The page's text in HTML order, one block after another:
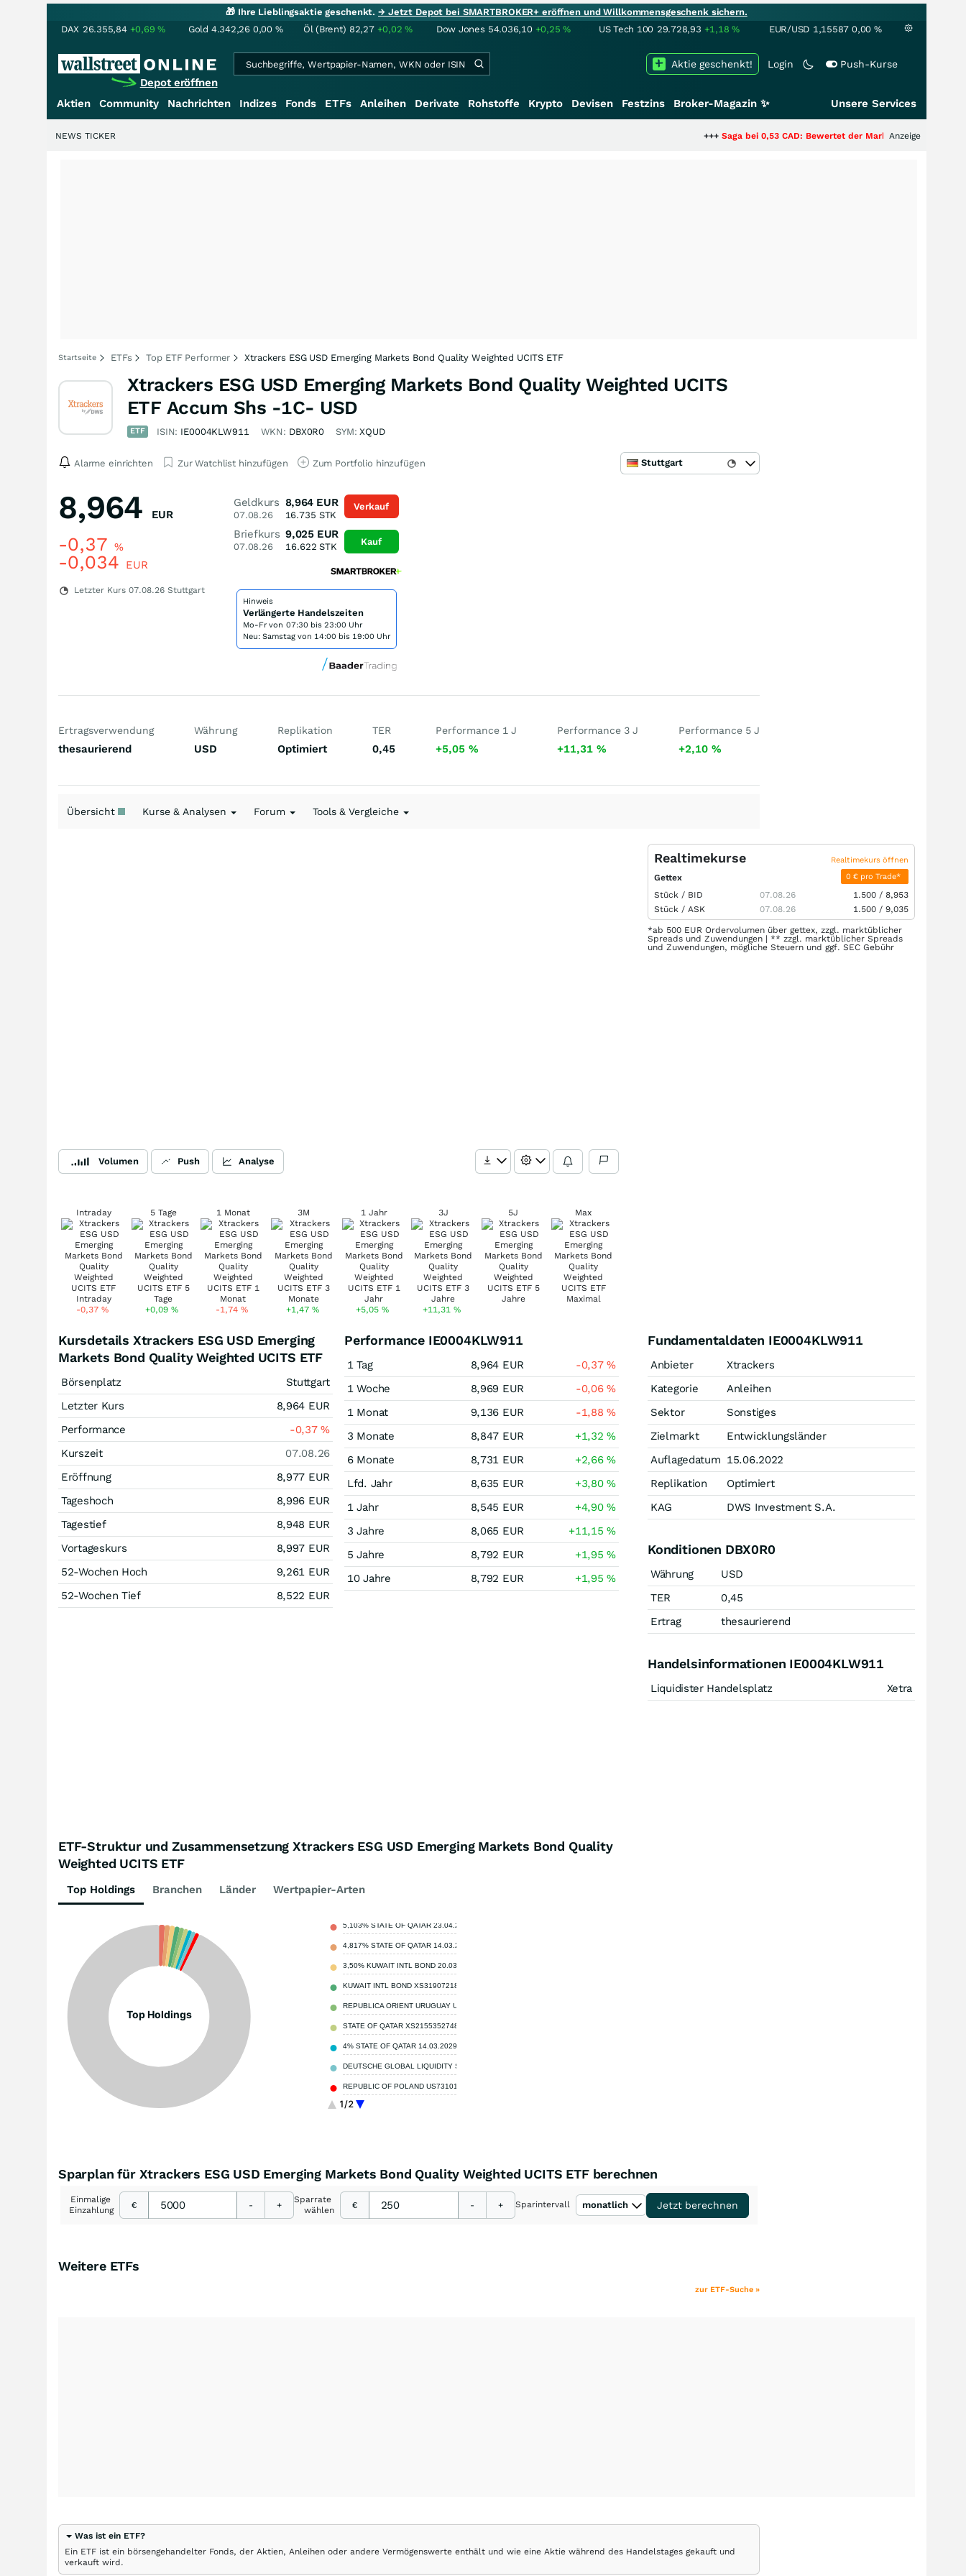
🎁 Ihre Lieblingsaktie geschenkt.→ Jetzt Depot bei SMARTBROKER+ eröffnen und Willkommensgeschenk sichern.
DAX 26.355,84 +0,69% Gold 4.342,26 0,00 % Öl (Brent) 82,27 +0,02% Dow Jones 54.036,10 +0,25% US Tech 100 29.728,93 +1,18% EUR/USD 1,15587 0,00 %
Depot eröffnen
Login Push-Kurse
Aktie geschenkt!
Aktien Community Nachrichten Indizes Fonds ETFs Anleihen Derivate Rohstoffe Krypto Devisen Festzins Broker-Magazin ✨ Unsere Services
Saga bei 0,53 CAD: Bewertet der Markt noch immer nur die Hälfte
Anzeige
NEWS TICKER
Startseite ETFs Top ETF Performer Xtrackers ESG USD Emerging Markets Bond Quality Weighted UCITS ETF
Xtrackers ESG USD Emerging Markets Bond Quality Weighted UCITS
ETF Accum Shs -1C- USD
ETF ISIN: IE0004KLW911 WKN: DBX0R0 SYM:XQUD
Alarme einrichten Zur Watchlist hinzufügen Zum Portfolio hinzufügen Stuttgart
8,964 EUR
-0,37 %
-0,034 EUR
Letzter Kurs 07.08.26 Stuttgart
Geldkurs
07.08.26
8,964 EUR
16.735 STK
Briefkurs
07.08.26
9,025 EUR
16.622 STK
Verkauf
Kauf
Hinweis
Verlängerte Handelszeiten
Mo-Fr von 07:30 bis 23:00 Uhr
Neu: Samstag von 14:00 bis 19:00 Uhr
Ertragsverwendung
thesaurierend
Währung
USD
Replikation
Optimiert
TER
0,45
Performance 1 J
+5,05%
Performance 3 J
+11,31%
Performance 5 J
+2,10 %
Übersicht Kurse & Analysen Forum Tools & Vergleiche
Volumen Push Analyse
Intraday
-0,37 %
5 Tage
+0,09%
1 Monat
-1,74 %
3M
+1,47 %
1 Jahr
+5,05%
3J
+11,31%
5J Max
Realtimekurse Realtimekurs öffnen
Gettex 0 € pro Trade*
Stück / BID 07.08.26 1.500 / 8,953
Stück / ASK 07.08.26 1.500 / 9,035
*ab 500 EUR Ordervolumen über gettex, zzgl. marktüblicher
Spreads und Zuwendungen | ** zzgl. marktüblicher Spreads
und Zuwendungen, mögliche Steuern und ggf. SEC Gebühr
Kursdetails Xtrackers ESG USD Emerging
Markets Bond Quality Weighted UCITS ETF
Börsenplatz
Stuttgart
Letzter Kurs
8,964 EUR
Performance
-0,37%
Kurszeit
07.08.26
Eröffnung
8,977 EUR
Tageshoch
8,996 EUR
Tagestief
8,948 EUR
Vortageskurs
8,997 EUR
52-Wochen Hoch
9,261 EUR
52-Wochen Tief
8,522 EUR
Performance IE0004KLW911
1 Tag 8,964 EUR -0,37%
1 Woche
8,969 EUR -0,06%
1 Monat
9,136 EUR -1,88%
3 Monate
8,847 EUR +1,32%
6 Monate
8,731 EUR +2,66%
Lfd. Jahr
8,635 EUR +3,80%
1 Jahr
8,545 EUR +4,90%
3 Jahre
8,065 EUR +11,15%
5 Jahre
8,792 EUR +1,95%
10 Jahre
8,792 EUR +1,95%
ETF-Struktur und Zusammensetzung Xtrackers ESG USD Emerging Markets Bond Quality
Weighted UCITS ETF
Top Holdings Branchen Länder Wertpapier-Arten
Top Holdings
1/2
5,103% STATE OF QATAR 23.04.2048
4,817% STATE OF QATAR 14.03.2049
3,50% KUWAIT INTL BOND 20.03.2027
KUWAIT INTL BOND XS3190721871
REPUBLICA ORIENT URUGUAY US760942BA98
STATE OF QATAR XS2155352748
4% STATE OF QATAR 14.03.2029
DEUTSCHE GLOBAL LIQUIDITY SERI
REPUBLIC OF POLAND US731011AZ55
Sonstige
Fundamentaldaten IE0004KLW911
Anbieter
Xtrackers
Kategorie
Anleihen
Sektor
Sonstiges
Zielmarkt
Entwicklungsländer
Auflagedatum 15.06.2022
Replikation
Optimiert
KAG
DWS Investment S.A.
Konditionen DBX0R0
Währung
USD
TER
0,45
Ertrag
thesaurierend
Handelsinformationen IE0004KLW911
Liquidister Handelsplatz Xetra
Sparplan für Xtrackers ESG USD Emerging Markets Bond Quality Weighted UCITS ETF berechnen
Einmalige
Einzahlung
€ - +
Sparrate
wählen
€ - + Sparintervall monatlich Jetzt berechnen
Weitere ETFs
zur ETF-Suche »
Was ist ein ETF?
Ein ETF ist ein börsengehandelter Fonds, der Aktien, Anleihen oder andere Vermögenswerte enthält und wie eine Aktie während des Handelstages gekauft und
verkauft wird.